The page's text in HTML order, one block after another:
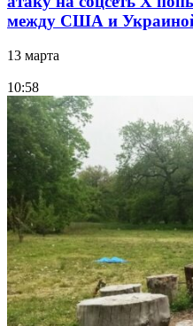
между США и
13 марта
10:58